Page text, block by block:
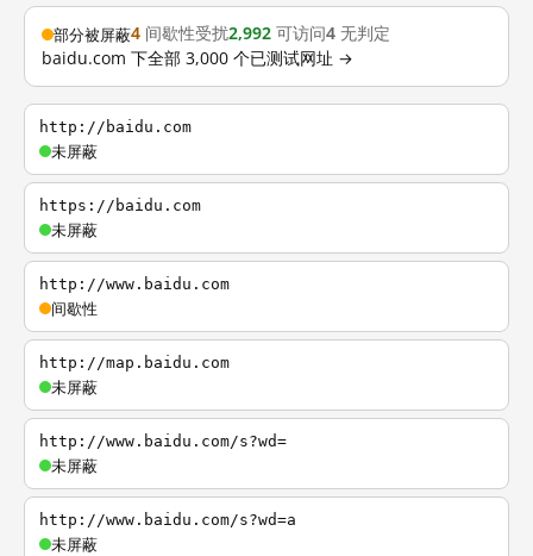
部分被屏蔽4 间歇性受扰2,992 可访问4 无判定
baidu.com 下全部 3,000 个已测试网址 →
http://baidu.com
未屏蔽
https://baidu.com
未屏蔽
http://www.baidu.com
间歇性
http://map.baidu.com
未屏蔽
http://www.baidu.com/s?wd=
未屏蔽
http://www.baidu.com/s?wd=a
未屏蔽